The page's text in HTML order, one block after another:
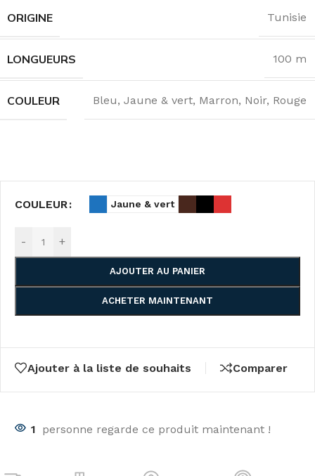
ORIGINE Tunisie
LONGUEURS 100 m
COULEUR Bleu, Jaune & vert, Marron, Noir, Rouge
COULEUR Jaune & vert
- +
AJOUTER AU PANIER
ACHETER MAINTENANT
Ajouter à la liste de souhaits Comparer
1 personne regarde ce produit maintenant !